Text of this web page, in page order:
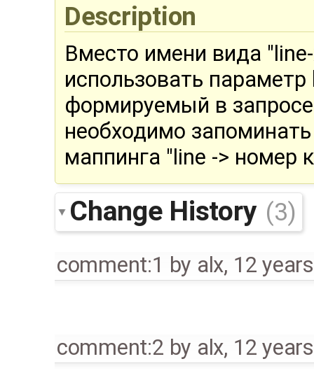
Description
Вместо имени вида
использовать параметр
формируемый в
необходимо
маппинга "line -> номер
Change History (3)
comment:1 by alx, 12
comment:2 by alx, 12